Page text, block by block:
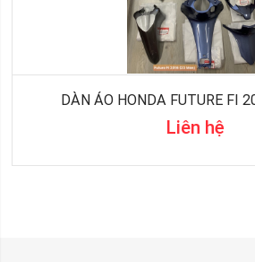
DÀN ÁO HONDA FUTURE FI
Liên hệ